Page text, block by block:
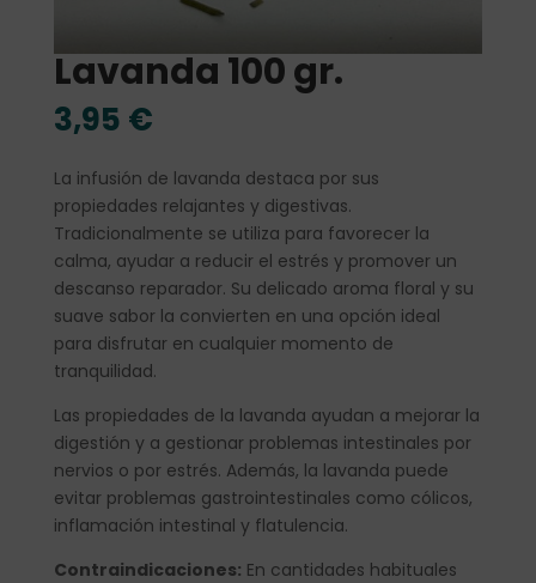
Lavanda 100 gr.
3,95 €
La infusión de lavanda destaca por sus
propiedades relajantes y digestivas.
Tradicionalmente se utiliza para favorecer la
calma, ayudar a reducir el estrés y promover un
descanso reparador. Su delicado aroma floral y su
suave sabor la convierten en una opción ideal
para disfrutar en cualquier momento de
tranquilidad.
Las propiedades de la lavanda ayudan a mejorar la
digestión y a gestionar problemas intestinales por
nervios o por estrés. Además, la lavanda puede
evitar problemas gastrointestinales como cólicos,
inflamación intestinal y flatulencia.
Contraindicaciones: En cantidades habituales